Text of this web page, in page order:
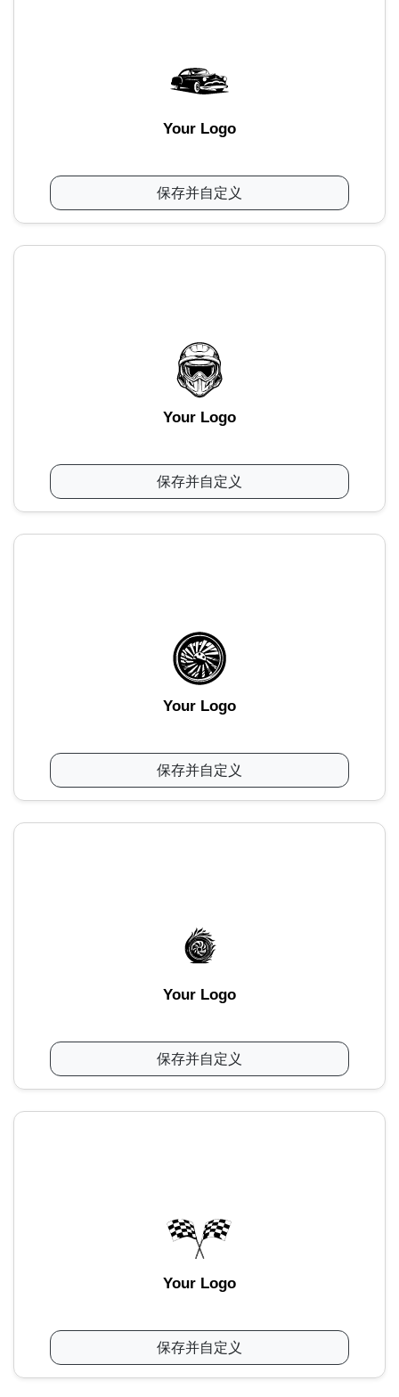
Your Logo
保存并自定义
Your Logo
保存并自定义
Your Logo
保存并自定义
Your Logo
保存并自定义
Your Logo
保存并自定义